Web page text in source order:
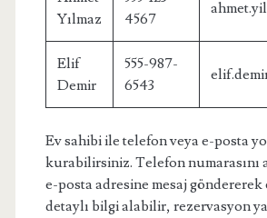
Yılmaz
4567
Elif
Demir
555-987-
6543
Ev sahibi ile telefon veya e-posta
kurabilirsiniz. Telefon numarasını
e-posta adresine mesaj göndererek
detaylı bilgi alabilir, rezervasyon